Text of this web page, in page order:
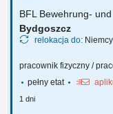
BFL Bewehrung-
Bydgoszcz
relokacja do: Niemcy
pracownik fizyczny /
pełny etat
1 dni